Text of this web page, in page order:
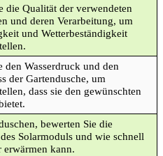
die Qualität der verwendeten
und deren Verarbeitung, um
und Wetterbeständigkeit
den Wasserdruck und den
der Gartendusche, um
dass sie den gewünschten
bewerten Sie die
Solarmoduls und wie schnell
erwärmen kann.